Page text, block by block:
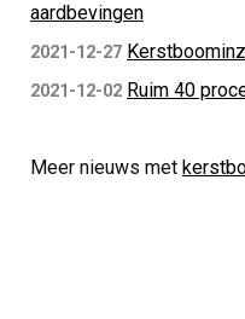
aardbevingen
2021-12-27
2021-12-02 Ruim 40
Meer nieuws met